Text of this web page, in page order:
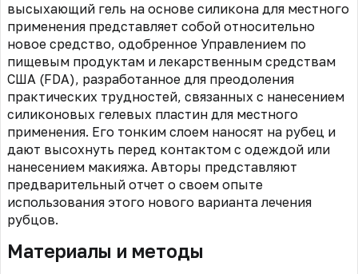
высыхающий гель на основе силикона для местного
применения представляет собой относительно
новое средство, одобренное Управлением по
пищевым продуктам и лекарственным средствам
США (FDA), разработанное для преодоления
практических трудностей, связанных с нанесением
силиконовых гелевых пластин для местного
применения. Его тонким слоем наносят на рубец и
дают высохнуть перед контактом с одеждой или
нанесением макияжа. Авторы представляют
предварительный отчет о своем опыте
использования этого нового варианта лечения
рубцов.
Материалы и методы